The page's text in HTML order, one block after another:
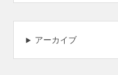
アーカイブ